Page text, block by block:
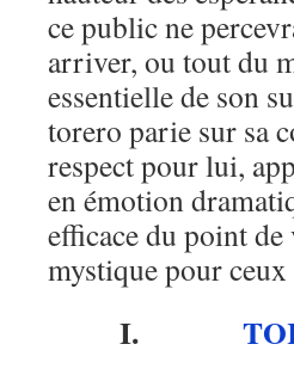
ce public ne
arriver, ou tout du
essentielle de son
torero parie sur sa
respect pour lui,
en émotion
efficace du point
mystique pour
I.